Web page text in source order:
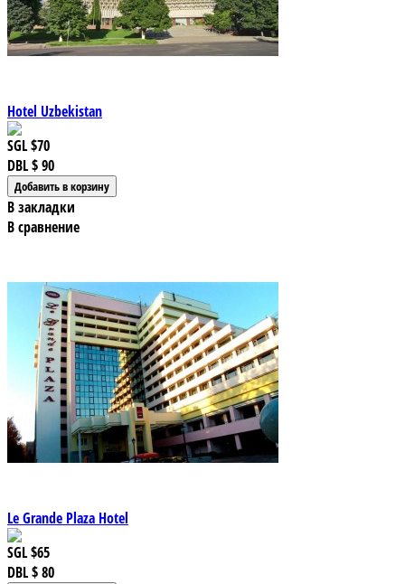
Hotel Uzbekistan
SGL$70
DBL$ 90
В закладки
В сравнение
Le Grande Plaza Hotel
SGL$65
DBL$ 80